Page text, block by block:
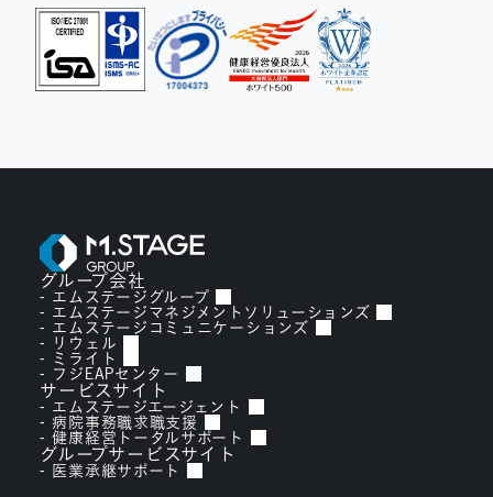
グループ会社
エムステージグループ
エムステージマネジメントソリューションズ
エムステージコミュニケーションズ
リウェル
ミライト
フジEAPセンター
サービスサイト
エムステージエージェント
病院事務職求職支援
健康経営トータルサポート
グループサービスサイト
医業承継サポート